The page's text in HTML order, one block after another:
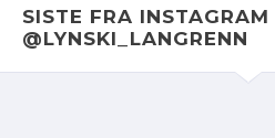
SISTE FRA INSTAGRAM
@LYNSKI_LANGRENN